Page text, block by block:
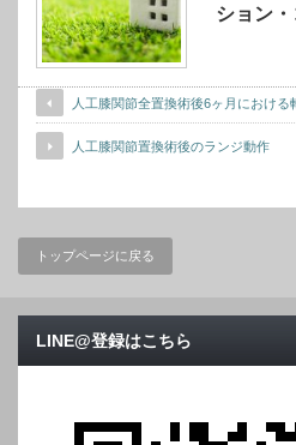
ション
人工膝関節全置換術後6ヶ月における
人工膝関節置換術後のランジ動作
トップページに戻る
LINE@登録はこちら